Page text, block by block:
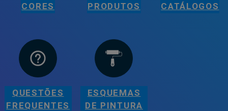
CORES PRODUTOS CATÁLOGOS
QUESTÕES
FREQUENTES
ESQUEMAS
DE PINTURA